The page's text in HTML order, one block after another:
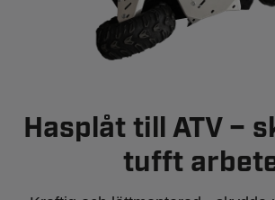
Hasplåt till ATV –
tufft